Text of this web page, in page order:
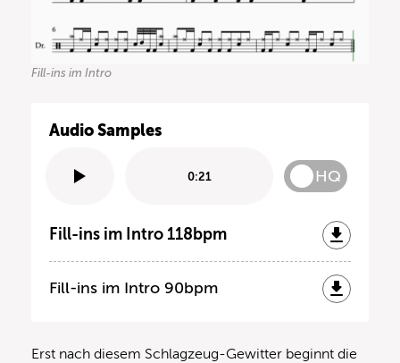
Fill-ins im Intro
Audio Samples
0:21 HQ
Fill-ins im Intro 118bpm
Fill-ins im Intro 90bpm
Erst nach diesem Schlagzeug-Gewitter beginnt die